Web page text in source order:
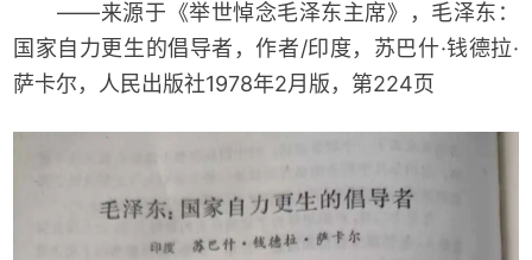
——来源于《举世悼念毛泽东主席》，毛泽东：
国家自力更生的倡导者，作者/印度，苏巴什·钱德拉·
萨卡尔，人民出版社1978年2月版，第224页